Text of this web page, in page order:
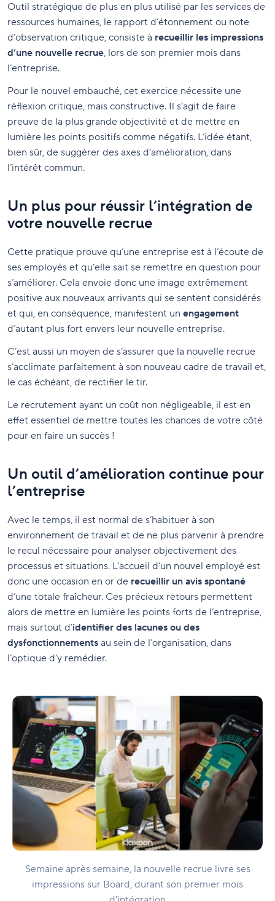
Outil stratégique de plus en plus utilisé par les services de
ressources humaines, le rapport d’étonnement ou note
d’observation critique, consiste à recueillir les impressions
d’une nouvelle recrue, lors de son premier mois dans
l’entreprise.
Pour le nouvel embauché, cet exercice nécessite une
réflexion critique, mais constructive. Il s’agit de faire
preuve de la plus grande objectivité et de mettre en
lumière les points positifs comme négatifs. L’idée étant,
bien sûr, de suggérer des axes d’amélioration, dans
l’intérêt commun.
Un plus pour réussir l’intégration de
votre nouvelle recrue
Cette pratique prouve qu’une entreprise est à l’écoute de
ses employés et qu’elle sait se remettre en question pour
s’améliorer. Cela envoie donc une image extrêmement
positive aux nouveaux arrivants qui se sentent considérés
et qui, en conséquence, manifestent un engagement
d’autant plus fort envers leur nouvelle entreprise.
C’est aussi un moyen de s’assurer que la nouvelle recrue
s’acclimate parfaitement à son nouveau cadre de travail et,
le cas échéant, de rectifier le tir.
Le recrutement ayant un coût non négligeable, il est en
effet essentiel de mettre toutes les chances de votre côté
pour en faire un succès !
Un outil d’amélioration continue pour
l’entreprise
Avec le temps, il est normal de s’habituer à son
environnement de travail et de ne plus parvenir à prendre
le recul nécessaire pour analyser objectivement des
processus et situations. L’accueil d’un nouvel employé est
donc une occasion en or de recueillir un avis spontané
d’une totale fraîcheur. Ces précieux retours permettent
alors de mettre en lumière les points forts de l’entreprise,
mais surtout d’identifier des lacunes ou des
dysfonctionnements au sein de l’organisation, dans
l’optique d’y remédier.
Semaine après semaine, la nouvelle recrue livre ses
impressions sur Board, durant son premier mois